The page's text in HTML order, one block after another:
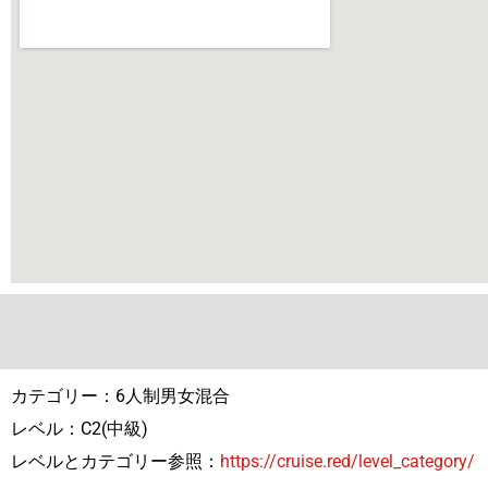
カテゴリー：6人制男女混合
レベル：C2(中級)
レベルとカテゴリー参照： https://cruise.red/level_category/